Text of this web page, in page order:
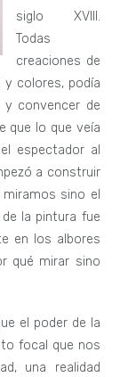
siglo XVIII.
Todas
creaciones de
y colores, podía
y convencer de
que lo que veía
espectador al
a construir
sino el
la pintura fue
en los albores
qué mirar sino
el poder de la
focal que nos
una realidad